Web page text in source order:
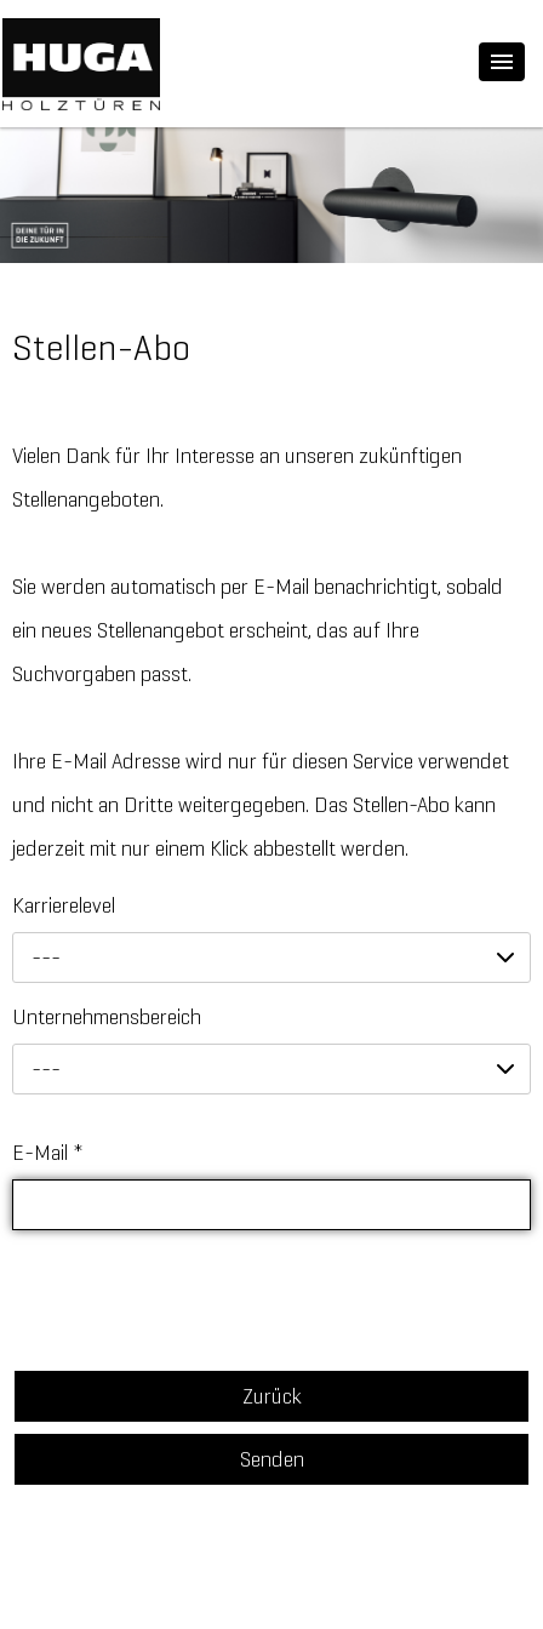
Stellen-Abo
Vielen Dank für Ihr Interesse an unseren zukünftigen
Stellenangeboten.
Sie werden automatisch per E-Mail benachrichtigt, sobald
ein neues Stellenangebot erscheint, das auf Ihre
Suchvorgaben passt.
Ihre E-Mail Adresse wird nur für diesen Service verwendet
und nicht an Dritte weitergegeben. Das Stellen-Abo kann
jederzeit mit nur einem Klick abbestellt werden.
Karrierelevel
---
Unternehmensbereich
---
E-Mail *
Zurück
Senden